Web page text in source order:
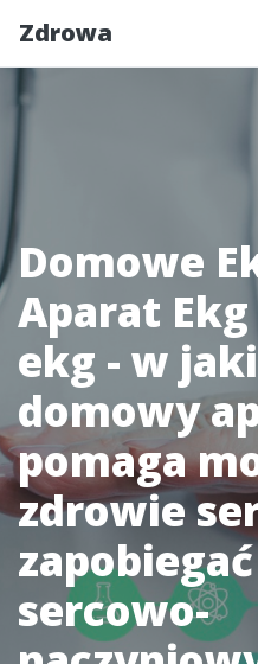
Zdrowa
Domowe
Aparat
ekg - w
domowy
pomaga
zdrowie
sercowo-